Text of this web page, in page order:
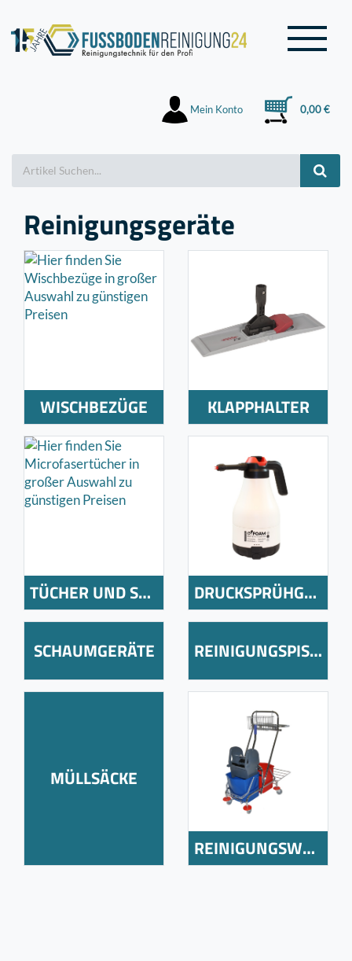
Mein Konto 0,00 €
Reinigungsgeräte
WISCHBEZÜGE KLAPPHALTER
TÜCHER UND SCHWÄMME DRUCKSPRÜHGERÄTE
SCHAUMGERÄTE REINIGUNGSPISTOLEN
MÜLLSÄCKE
REINIGUNGSWAGEN